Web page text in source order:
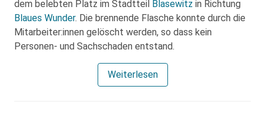
dem belebten Platz im Stadtteil Blasewitz in Richtung
Blaues Wunder. Die brennende Flasche konnte durch die
Mitarbeiter:innen gelöscht werden, so dass kein
Personen- und Sachschaden entstand.
Weiterlesen